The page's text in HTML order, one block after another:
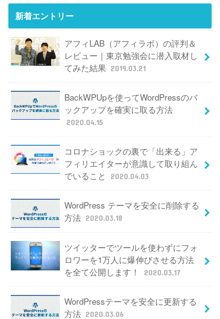
新着エントリー
アフィLAB（アフィラボ）の評判＆
レビュー｜東京勉強会に潜入取材し
てみた結果
2019.03.21
BackWPUpを使ってWordPressのバ
ックアップを確実に取る方法
2020.04.15
コロナショックの裏で「出来る」ア
フィリエイターが意識して取り組ん
でいること
2020.04.03
WordPress テーマを安全に削除する
方法 2020.03.18
ツイッターでツールを使わずにフォ
ロワーを1万人に爆伸びさせる方法
を全て公開します！
2020.03.17
WordPressテーマを安全に更新する
方法 2020.03.06